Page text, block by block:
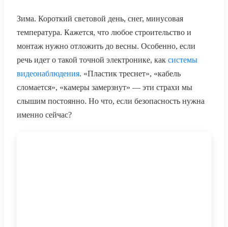
Зима. Короткий световой день, снег, минусовая
температура. Кажется, что любое строительство и
монтаж нужно отложить до весны. Особенно, если
речь идет о такой точной электронике, как системы
видеонаблюдения. «Пластик треснет», «кабель
сломается», «камеры замерзнут» — эти страхи мы
слышим постоянно. Но что, если безопасность нужна
именно сейчас?